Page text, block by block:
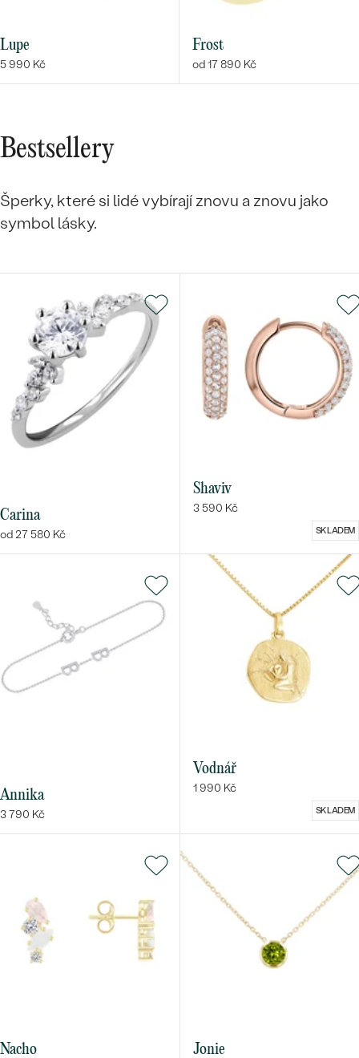
Lupe
5 990 Kč
Frost
od 17 890 Kč
Bestsellery
Šperky, které si lidé vybírají znovu a znovu jako
symbol lásky.
Carina
od 27 580 Kč
Shaviv
3 590 Kč
SKLADEM
Annika
3 790 Kč
Vodnář
1 990 Kč
SKLADEM
Nacho Jonie